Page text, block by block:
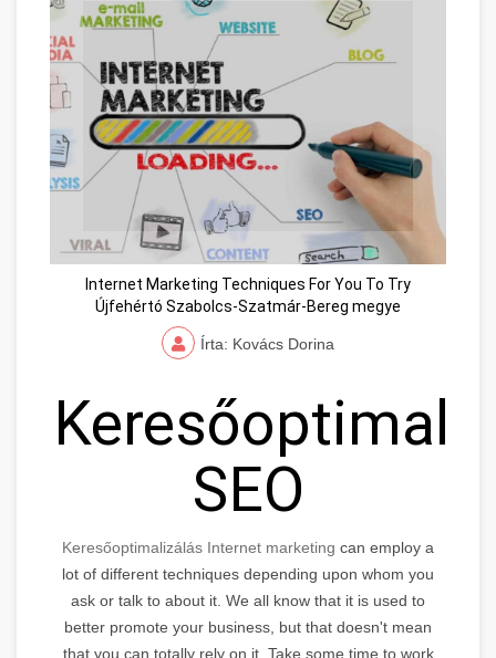
Internet Marketing Techniques For You To Try
Újfehértó Szabolcs-Szatmár-Bereg megye
Írta: Kovács Dorina
SEO
Keresőoptimalizálás Internet marketing can employ a
lot of different techniques depending upon whom you
ask or talk to about it. We all know that it is used to
better promote your business, but that doesn't mean
that you can totally rely on it. Take some time to work